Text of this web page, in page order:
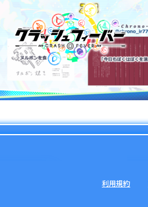
利用規約